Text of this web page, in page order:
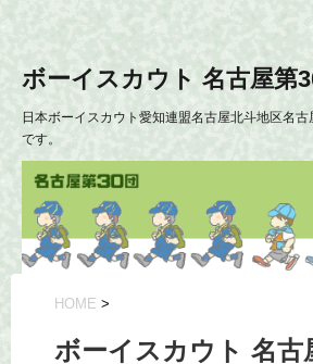
ボーイスカウト 名古屋第
日本ボーイスカウト愛知連盟名古屋北斗地区名
です。
HOME >
ボーイスカウト 名古